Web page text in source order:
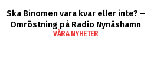
Ska Binomen vara kvar eller inte? –
Omröstning på Radio Nynäshamn
VÅRA NYHETER